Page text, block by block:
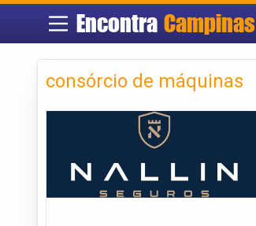
EncontraCampinas
consórcio de máquinas